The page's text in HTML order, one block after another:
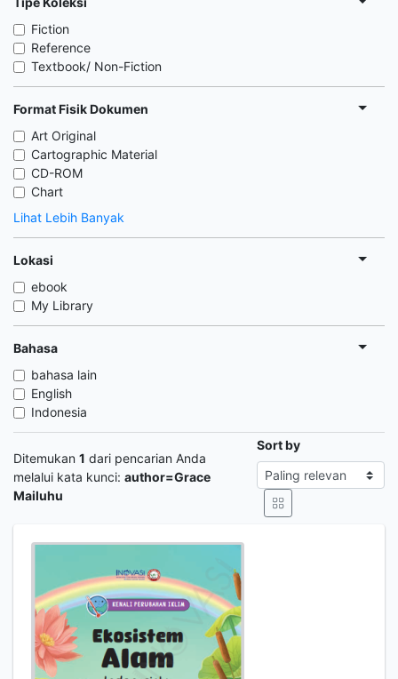
Fiction
Reference
Textbook/ Non-Fiction
Format Fisik Dokumen
Art Original
Cartographic Material
CD-ROM
Chart
Lihat Lebih Banyak
Lokasi
ebook
My Library
Bahasa
bahasa lain
English
Indonesia
Ditemukan 1 dari pencarian Anda
melalui kata kunci: author=Grace
Mailuhu
Sort by